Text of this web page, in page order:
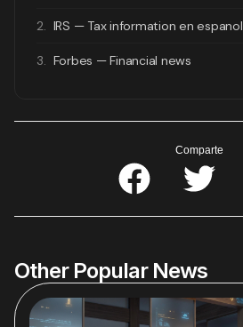
2. IRS — Tax information en espanol
3. Forbes — Financial news
Comparte
Other Popular News